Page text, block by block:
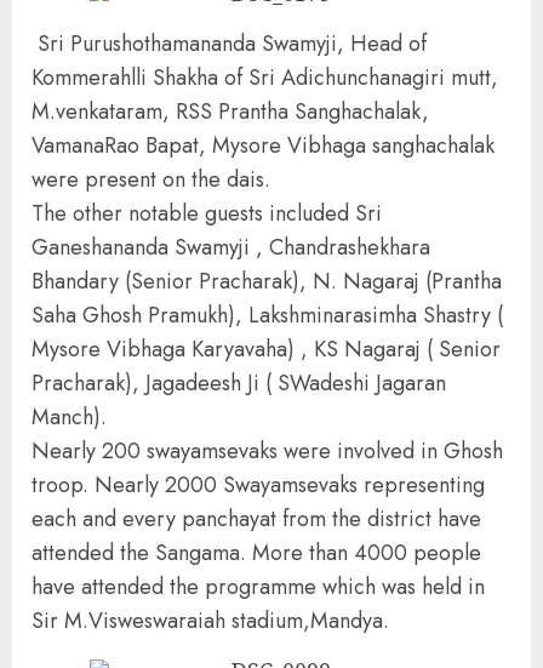
Sri Purushothamananda Swamyji, Head of
Kommerahlli Shakha of Sri Adichunchanagiri mutt,
M.venkataram, RSS Prantha Sanghachalak,
VamanaRao Bapat, Mysore Vibhaga sanghachalak
were present on the dais.
The other notable guests included Sri
Ganeshananda Swamyji , Chandrashekhara
Bhandary (Senior Pracharak), N. Nagaraj (Prantha
Saha Ghosh Pramukh), Lakshminarasimha Shastry (
Mysore Vibhaga Karyavaha) , KS Nagaraj ( Senior
Pracharak), Jagadeesh Ji ( SWadeshi Jagaran
Manch).
Nearly 200 swayamsevaks were involved in Ghosh
troop. Nearly 2000 Swayamsevaks representing
each and every panchayat from the district have
attended the Sangama. More than 4000 people
have attended the programme which was held in
Sir M.Visweswaraiah stadium,Mandya.